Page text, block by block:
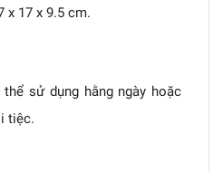
x 17 x 9.5 cm.
sử dụng hằng ngày hoặc
tiệc.